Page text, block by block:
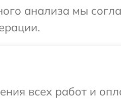
анализа мы
всех работ и